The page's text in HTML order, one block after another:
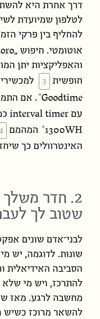
דרך אחרת היא
לטלפון שמיועדת
להחליף בין פרקי
אוטומטי. חיפוש „
והאפליקציות יתן
חופשית
Goodtime . אם
עם interval timer
1300WH
המהמם
האינטרוולים כך
2. חדר
שטוב לך
לבני־אדם שונים
שונות. לדוגמה, יש מי
הסביבה האידיאלית
להתרכז, ויש מי שלא
מחשבה לרגע. מאז
להשאר מרוכז כשיש